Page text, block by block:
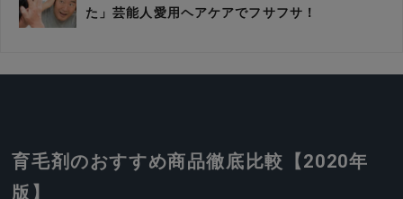
た」芸能人愛用ヘアケアでフサフサ！
育毛剤のおすすめ商品徹底比較【2020年
版】